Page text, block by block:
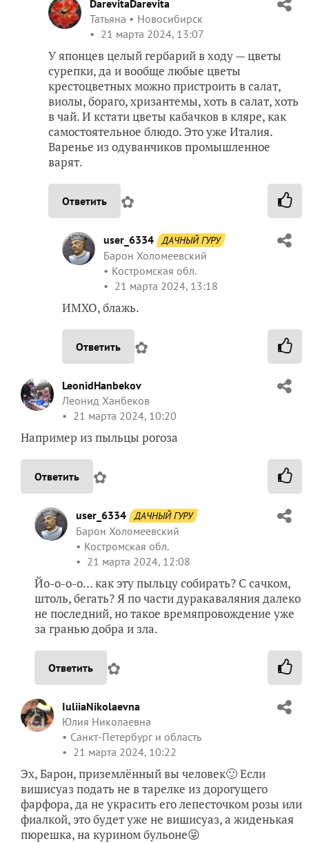
DarevitaDarevita
Татьяна
Новосибирск
21 марта 2024, 13:07
У японцев целый гербарий в ходу — цветы
сурепки, да и вообще любые цветы
крестоцветных можно пристроить в салат,
виолы, бораго, хризантемы, хоть в салат, хоть
в чай. И кстати цветы кабачков в кляре, как
самостоятельное блюдо. Это уже Италия.
Варенье из одуванчиков промышленное
варят.
Ответить ✿
user_6334 ДАЧНЫЙ ГУРУ
Барон Холомеевский
Костромская обл.
21 марта 2024, 13:18
ИМХО, блажь.
Ответить ✿
LeonidHanbekov
Леонид Ханбеков
21 марта 2024, 10:20
Например из пыльцы рогоза
Ответить ✿
user_6334 ДАЧНЫЙ ГУРУ
Барон Холомеевский
Костромская обл.
21 марта 2024, 12:08
Йо-о-о-о… как эту пыльцу собирать? С сачком,
штоль, бегать? Я по части дуракаваляния далеко
не последний, но такое времяпровождение уже
за гранью добра и зла.
Ответить ✿
IuliiaNikolaevna
Юлия Николаевна
Санкт-Петербург и область
21 марта 2024, 10:22
Эх, Барон, приземлённый вы человек🙂 Если
вишисуаз подать не в тарелке из дорогущего
фарфора, да не украсить его лепесточком розы или
фиалкой, это будет уже не вишисуаз, а жиденькая
пюрешка, на курином бульоне😜